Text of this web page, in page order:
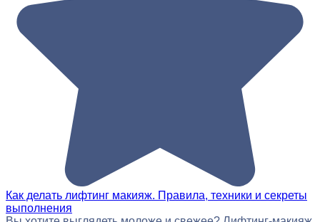
Как делать лифтинг макияж. Правила, техники и секреты
выполнения